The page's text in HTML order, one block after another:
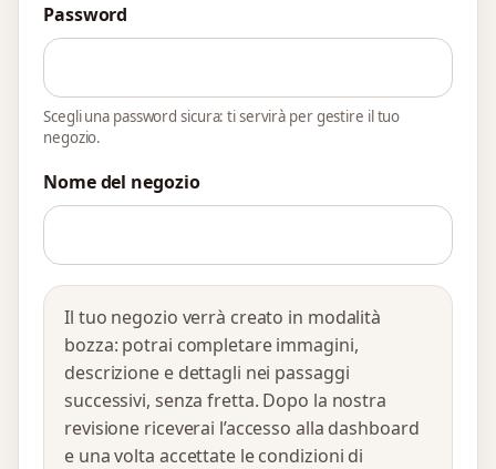
Password
Scegli una password sicura: ti servirà per gestire il tuo
negozio.
Nome del negozio
Il tuo negozio verrà creato in modalità
bozza: potrai completare immagini,
descrizione e dettagli nei passaggi
successivi, senza fretta. Dopo la nostra
revisione riceverai l’accesso alla dashboard
e una volta accettate le condizioni di